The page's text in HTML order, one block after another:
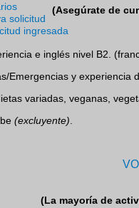
solicitud
ingresada
(Asegúrate de
e inglés nivel B2.
Emergencias y experiencia
variadas, veganas,
(excluyente)
(La mayoría de